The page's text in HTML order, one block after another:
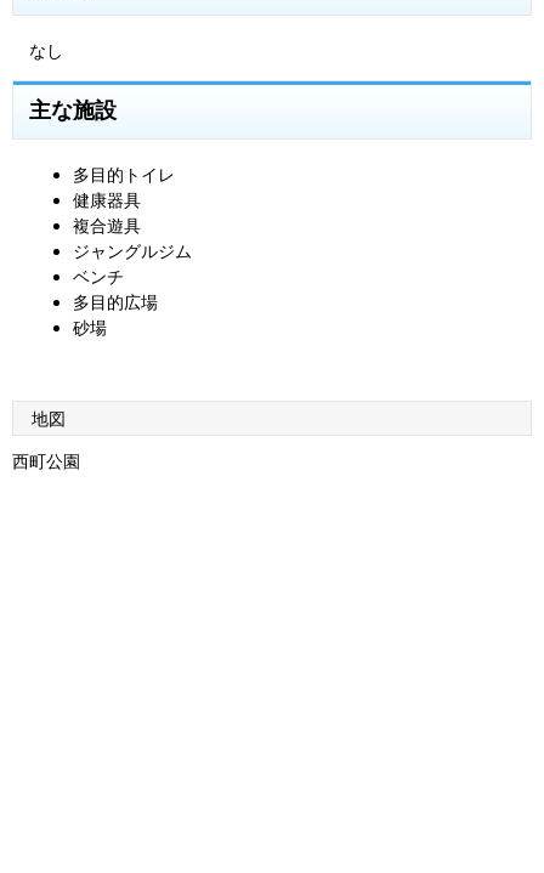
なし
主な施設
多目的トイレ
健康器具
複合遊具
ジャングルジム
ベンチ
多目的広場
砂場
地図
西町公園